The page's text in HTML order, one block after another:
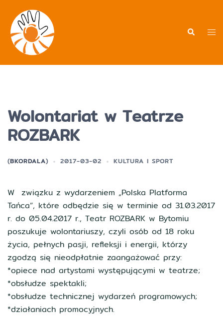
treści
Wolontariat w Teatrze
ROZBARK
(BKORDALA) 2017-03-02 KULTURA I SPORT
W związku z wydarzeniem „Polska Platforma
Tańca”, które odbędzie się w terminie od 31.03.2017
r. do 05.04.2017 r., Teatr ROZBARK w Bytomiu
poszukuje wolontariuszy, czyli osób od 18 roku
życia, pełnych pasji, refleksji i energii, którzy
zgodzą się nieodpłatnie zaangażować przy:
*opiece nad artystami występującymi w teatrze;
*obsłudze spektakli;
*obsłudze technicznej wydarzeń programowych;
*działaniach promocyjnych.